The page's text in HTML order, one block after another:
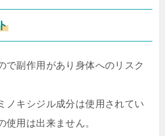
で副作用があり身体へのリスク
ノキシジル成分は使用されてい
使用は出来ません。